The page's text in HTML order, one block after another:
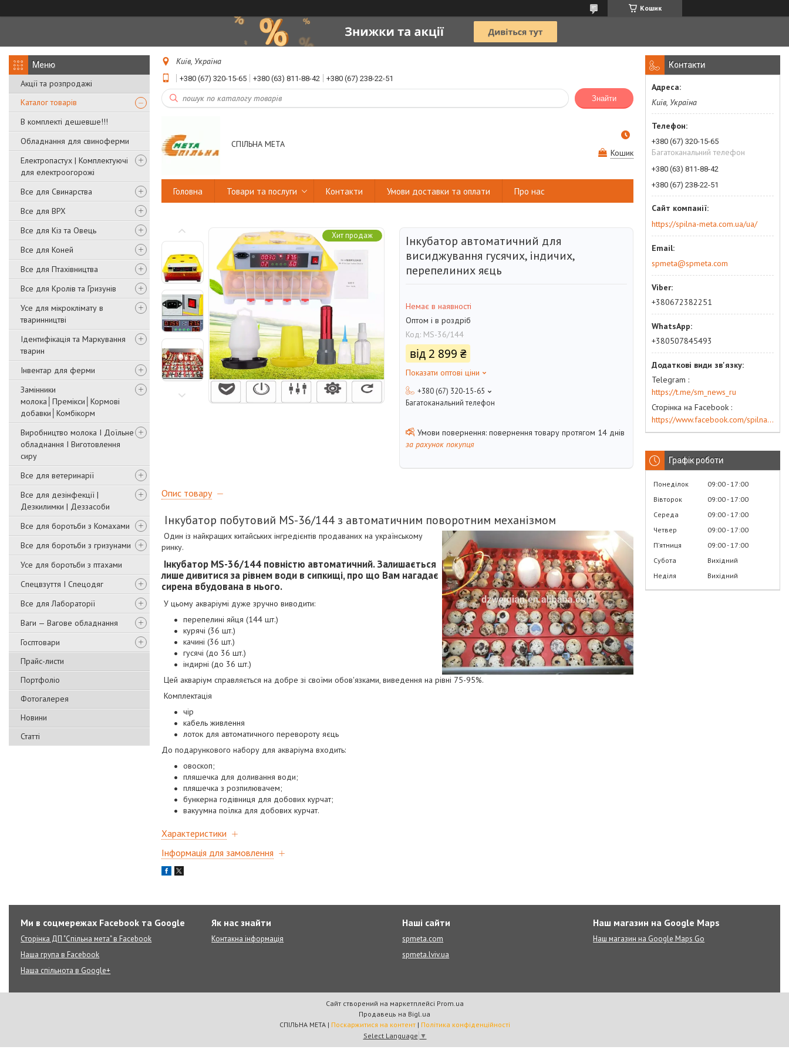
Кошик
Акції та розпродажі
Каталог товарів
В комплекті дешевше!!!
Обладнання для свиноферми
Електропастух | Комплектуючі
для електроогорожі
Все для Свинарства
Все для ВРХ
Все для Кіз та Овець
Все для Коней
Все для Птахівництва
Все для Кролів та Гризунів
Усе для мікроклімату в
тваринництві
Ідентифікація та Маркування
тварин
Інвентар для ферми
Замінники
молока│Премікси│Кормові
добавки│Комбікорм
Виробництво молока І Доїльне
обладнання І Виготовлення
сиру
Все для ветеринарії
Все для дезінфекції |
Дезкилимки | Деззасоби
Все для боротьби з Комахами
Все для боротьби з гризунами
Усе для боротьби з птахами
Спецвзуття І Спецодяг
Все для Лабораторії
Ваги — Вагове обладнання
Госптовари
Прайс-листи
Портфоліо
Фотогалерея
Новини
Статті
Київ, Україна
+380 (67) 320-15-65 +380 (63) 811-88-42 +380 (67) 238-22-51
Знайти
СПІЛЬНА МЕТА
Кошик
Головна Товари та послуги Контакти Умови доставки та оплати Про нас
Хит продаж
Інкубатор автоматичний для
висиджування гусячих, індичих,
перепелиних яєць
Немає в наявності
Оптом і в роздріб
Код: MS-36/144
від2 899 ₴
Показати оптові ціни
+380 (67) 320-15-65
Багатоканальний телефон
повернення товару протягом 14 днів
за рахунок покупця
Опис товару
Інкубатор побутовий MS-36/144 з автоматичним поворотним механізмом
Один із найкращих китайських інгредієнтів продаваних на українському
ринку.
Інкубатор MS-36/144 повністю автоматичний. Залишається
лише дивитися за рівнем води в сипкищі, про що Вам нагадає
сирена вбудована в нього.
У цьому акваріумі дуже зручно виводити:
перепелині яйця (144 шт.)
курячі (36 шт.)
качині (36 шт.)
гусячі (до 36 шт.)
індирні (до 36 шт.)
Цей акваріум справляється на добре зі своїми обов'язками, виведення на рівні 75-95%.
Комплектація
чір
кабель живлення
лоток для автоматичного перевороту яєць
До подарункового набору для акваріума входить:
овоскоп;
пляшечка для доливання води;
пляшечка з розпилювачем;
бункерна годівниця для добових курчат;
вакуумна поїлка для добових курчат.
Характеристики
Інформація для замовлення
Контакти
Київ, Україна
+380 (67) 320-15-65
Багатоканальний телефон
+380 (63) 811-88-42
+380 (67) 238-22-51
https://spilna-meta.com.ua/ua/
spmeta@spmeta.com
+380672382251
+380507845493
Telegram
https://t.me/sm_news_ru
Сторінка на Facebook
https://www.facebook.com/spilna.meta
Графік роботи
Понеділок 09:00 17:00
Вівторок
09:00 17:00
Середа
09:00 17:00
Четвер
09:00 17:00
Пʼятниця
09:00 17:00
Субота
Вихідний
Неділя
Вихідний
Ми в соцмережах Facebook та Google
Сторінка ДП "Спільна мета" в Facebook
Наша група в Facebook
Наша спільнота в Google+
Як нас знайти
Контакна інформація
Наші сайти
spmeta.com
spmeta.lviv.ua
Наш магазин на Google Maps
Наш магазин на Google Maps Go
Сайт створений на маркетплейсі Prom.ua
Продавець на Bigl.ua
СПІЛЬНА МЕТА | Поскаржитися на контент | Політика конфіденційності
Select Language ▼